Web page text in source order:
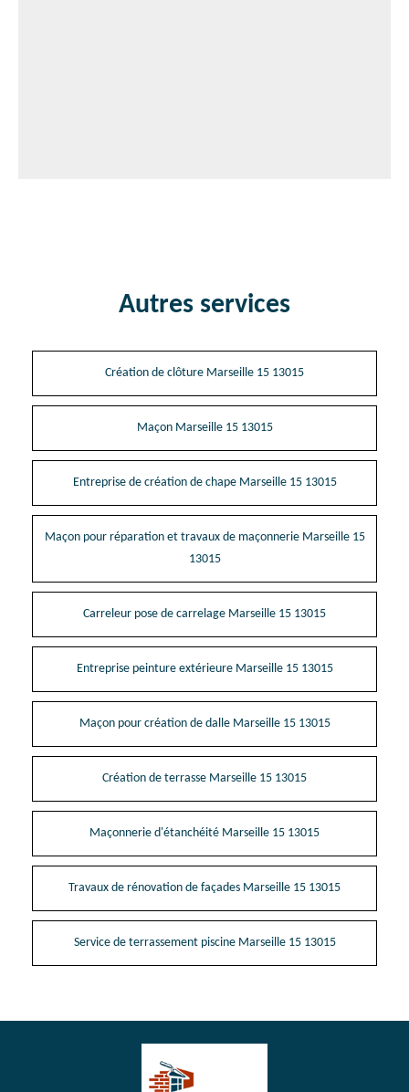
Autres services
Création de clôture Marseille 15 13015
Maçon Marseille 15 13015
Entreprise de création de chape Marseille 15 13015
Maçon pour réparation et travaux de maçonnerie Marseille 15
13015
Carreleur pose de carrelage Marseille 15 13015
Entreprise peinture extérieure Marseille 15 13015
Maçon pour création de dalle Marseille 15 13015
Création de terrasse Marseille 15 13015
Maçonnerie d'étanchéité Marseille 15 13015
Travaux de rénovation de façades Marseille 15 13015
Service de terrassement piscine Marseille 15 13015